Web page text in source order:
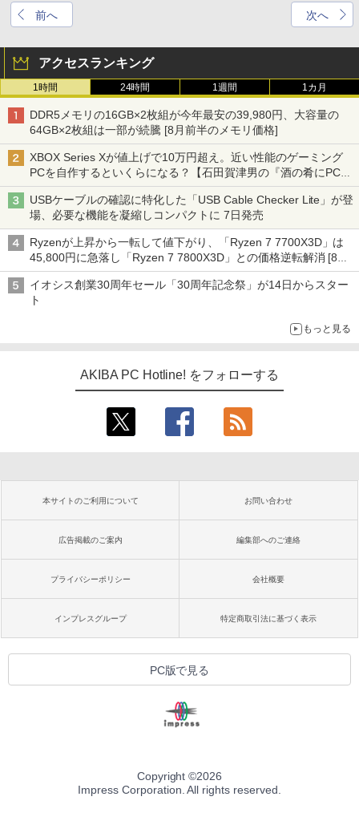
前へ 次へ
アクセスランキング
1時間 24時間 1週間 1カ月
DDR5メモリの16GB×2枚組が今年最安の39,980円、大容量の
64GB×2枚組は一部が続騰 [8月前半のメモリ価格]
XBOX Series Xが値上げで10万円超え。近い性能のゲーミング
PCを自作するといくらになる？【石田賀津男の『酒の肴にPCゲ
ーム』】
USBケーブルの確認に特化した「USB Cable Checker Lite」が登
場、必要な機能を凝縮しコンパクトに 7日発売
Ryzenが上昇から一転して値下がり、「Ryzen 7 7700X3D」は
45,800円に急落し「Ryzen 7 7800X3D」との価格逆転解消 [8月
前半のCPU価格]
イオシス創業30周年セール「30周年記念祭」が14日からスター
ト
もっと見る
AKIBA PC Hotline! をフォローする
本サイトのご利用について お問い合わせ
広告掲載のご案内 編集部へのご連絡
プライバシーポリシー 会社概要
インプレスグループ 特定商取引法に基づく表示
PC版で見る
Copyright ©2026
Impress Corporation. All rights reserved.